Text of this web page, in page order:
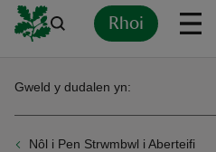
Rhoi
Nôl i Pen Strwmbwl i Aberteifi
Gweld y dudalen yn: